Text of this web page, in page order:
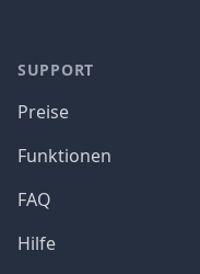
SUPPORT
Preise
Funktionen
FAQ
Hilfe